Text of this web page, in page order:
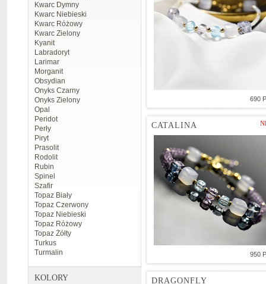
Kwarc Dymny
Kwarc Niebieski
Kwarc Różowy
Kwarc Zielony
Kyanit
Labradoryt
Larimar
Morganit
Obsydian
Onyks Czarny
Onyks Zielony
Opal
Peridot
Perły
Piryt
Prasolit
Rodolit
Rubin
Spinel
Szafir
Topaz Biały
Topaz Czerwony
Topaz Niebieski
Topaz Różowy
Topaz Żółty
Turkus
Turmalin
KOLORY
690
CATALINA
950
DRAGONFLY